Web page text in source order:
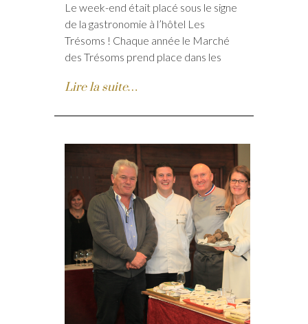
Le week-end était placé sous le signe
de la gastronomie à l’hôtel Les
Trésoms ! Chaque année le Marché
des Trésoms prend place dans les
Lire la suite…